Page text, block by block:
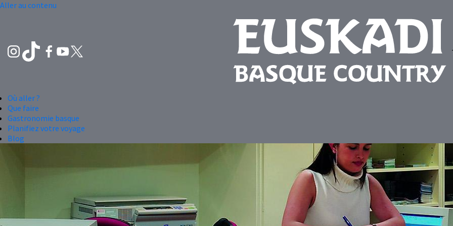
Aller au contenu
Où aller ?
Que faire
Gastronomie basque
Planifiez votre voyage
Blog